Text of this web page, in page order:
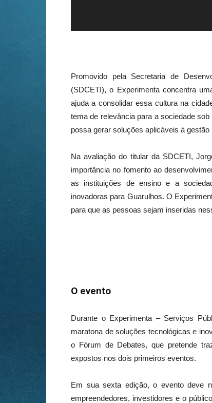
Promovido pela Secretaria de
(SDCETI), o Experimenta concentra
ajuda a consolidar essa cultura na
tema de relevância para a sociedade
possa gerar soluções aplicáveis à
Na avaliação do titular da SDCETI,
importância no fomento ao
as instituições de ensino e a
inovadoras para Guarulhos. O
para que as pessoas sejam inseridas
O evento
Durante o Experimenta – Serviços
maratona de soluções tecnológicas e
o Fórum de Debates, que pretende
expostos nos dois primeiros eventos.
Em sua sexta edição, o evento deve
empreendedores, investidores e o